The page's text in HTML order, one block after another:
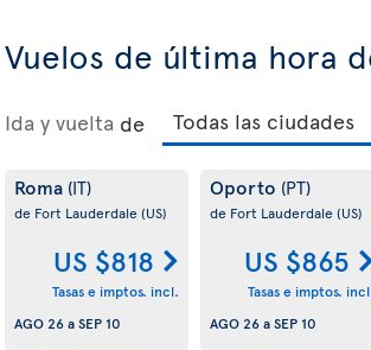
Vuelos de última hora
Ida y vuelta de
Roma (IT)
de Fort Lauderdale (US)
US $818
Tasas e imptos. incl.
AGO 26aSEP 10
Oporto (PT)
de Fort Lauderdale (US)
US $865
Tasas e imptos.
AGO 26aSEP 10